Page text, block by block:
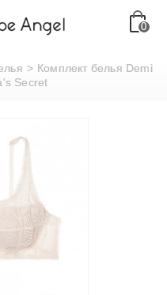
0
> Комплект белья Demi
Secret